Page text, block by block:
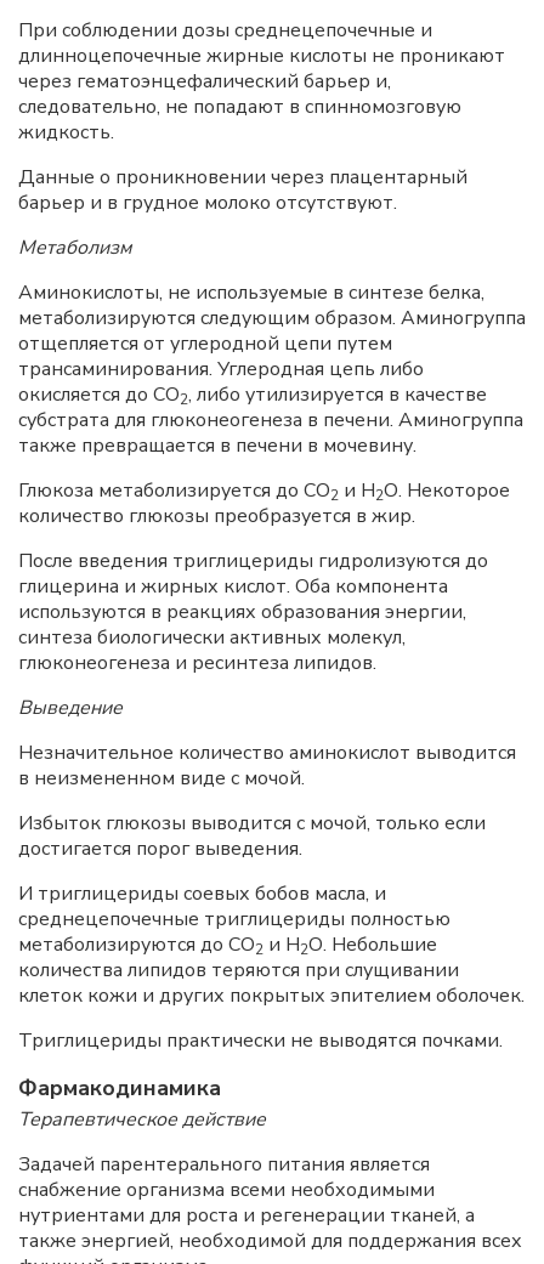
При соблюдении дозы среднецепочечные и
длинноцепочечные жирные кислоты не проникают
через гематоэнцефалический барьер и,
следовательно, не попадают в спинномозговую
жидкость.
Данные о проникновении через плацентарный
барьер и в грудное молоко отсутствуют.
Метаболизм
Аминокислоты, не используемые в синтезе белка,
метаболизируются следующим образом. Аминогруппа
отщепляется от углеродной цепи путем
трансаминирования. Углеродная цепь либо
окисляется до СО2, либо утилизируется в качестве
субстрата для глюконеогенеза в печени. Аминогруппа
также превращается в печени в мочевину.
Глюкоза метаболизируется до СО2 и Н2О. Некоторое
количество глюкозы преобразуется в жир.
После введения триглицериды гидролизуются до
глицерина и жирных кислот. Оба компонента
используются в реакциях образования энергии,
синтеза биологически активных молекул,
глюконеогенеза и ресинтеза липидов.
Выведение
Незначительное количество аминокислот выводится
в неизмененном виде с мочой.
Избыток глюкозы выводится с мочой, только если
достигается порог выведения.
И триглицериды соевых бобов масла, и
среднецепочечные триглицериды полностью
метаболизируются до СО2 и Н2О. Небольшие
количества липидов теряются при слущивании
клеток кожи и других покрытых эпителием оболочек.
Триглицериды практически не выводятся почками.
Фармакодинамика
Терапевтическое действие
Задачей парентерального питания является
снабжение организма всеми необходимыми
нутриентами для роста и регенерации тканей, а
также энергией, необходимой для поддержания всех